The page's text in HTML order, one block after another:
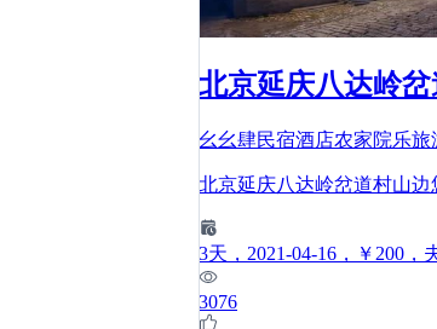
北京延庆八达岭
幺幺肆民宿酒店农家院乐旅
北京延庆八达岭岔道村山
3天 ，2021-04-16 ，￥200 ，
3076